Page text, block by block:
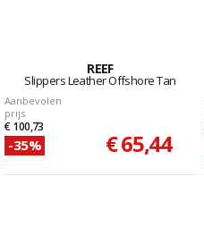
REEF
Slippers Leather Offshore Tan
Aanbevolen
prijs
€ 100,73
-35% € 65,44